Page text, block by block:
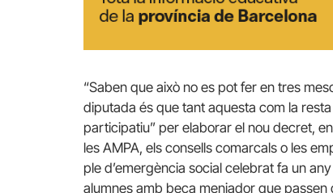
“Saben que això no es pot fer en tres
diputada és que tant aquesta com la
participatiu” per elaborar el nou decret,
les AMPA, els consells comarcals o les
ple d’emergència social celebrat fa un
alumnes amb beca menjador que passen